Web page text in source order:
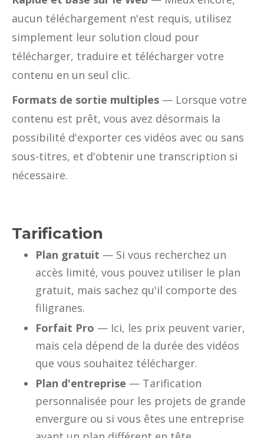
aucun téléchargement n'est requis, utilisez
simplement leur solution cloud pour
télécharger, traduire et télécharger votre
contenu en un seul clic.
Formats de sortie multiples — Lorsque votre
contenu est prêt, vous avez désormais la
possibilité d'exporter ces vidéos avec ou sans
sous-titres, et d'obtenir une transcription si
nécessaire.
Tarification
Plan gratuit — Si vous recherchez un
accès limité, vous pouvez utiliser le plan
gratuit, mais sachez qu'il comporte des
filigranes.
Forfait Pro — Ici, les prix peuvent varier,
mais cela dépend de la durée des vidéos
que vous souhaitez télécharger.
Plan d'entreprise — Tarification
personnalisée pour les projets de grande
envergure ou si vous êtes une entreprise